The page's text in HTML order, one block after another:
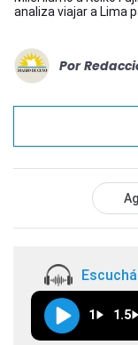
analiza viajar a Lima
Por
1 1.5